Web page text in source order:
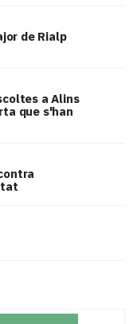
de Rialp
a Alins
que s'han